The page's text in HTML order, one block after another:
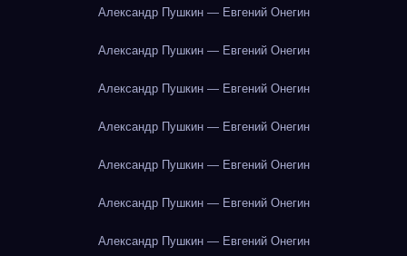
Александр Пушкин — Евгений Онегин
Александр Пушкин — Евгений Онегин
Александр Пушкин — Евгений Онегин
Александр Пушкин — Евгений Онегин
Александр Пушкин — Евгений Онегин
Александр Пушкин — Евгений Онегин
Александр Пушкин — Евгений Онегин